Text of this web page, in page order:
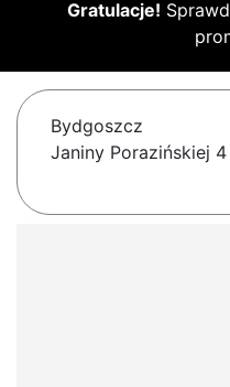
Gratulacje!
Bydgoszcz
Janiny Porazińskiej 4